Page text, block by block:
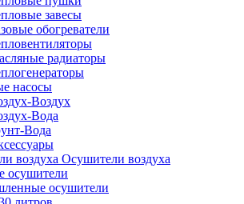
завесы
обогреватели
радиаторы
насосы
Воздух
Вода
Вода
Осушители воздуха
осушители
осушители